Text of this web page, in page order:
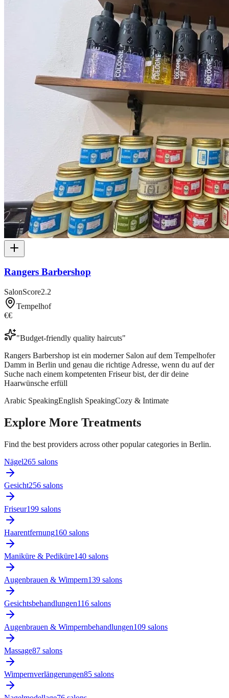
Rangers Barbershop
SalonScore2.2
Tempelhof
€€
"Budget-friendly quality haircuts"
Rangers Barbershop ist ein moderner Salon auf dem Tempelhofer
Damm in Berlin und genau die richtige Adresse, wenn du auf der
Suche nach einem kompetenten Friseur bist, der dir deine
Haarwünsche erfüll
Arabic SpeakingEnglish SpeakingCozy & Intimate
Explore More Treatments
Find the best providers across other popular categories in Berlin.
Nägel265 salons
Gesicht256 salons
Friseur199 salons
Haarentfernung160 salons
Maniküre & Pediküre140 salons
Augenbrauen & Wimpern139 salons
Gesichtsbehandlungen116 salons
Augenbrauen & Wimpernbehandlungen109 salons
Massage87 salons
Wimpernverlängerungen85 salons